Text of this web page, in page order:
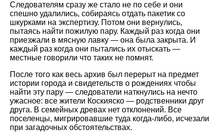
Следователям сразу же стало не по себе и они
спешно удалились, собираясь отдать пакетик со
шкурками на экспертизу. Потом они вернулись,
пытаясь найти пожилую пару. Каждый раз когда они
приезжали в мясную лавку — она была закрыта. И
каждый раз когда они пытались их отыскать —
местные говорили что таких не помнят.
После того как весь архив был перерыт на предмет
истории города и свидетельств о рождениях чтобы
найти эту пару — следователи наткнулись на нечто
ужасное: все жители Коскияско — родственники друг
друга. В семейных древах нет отклонений. Все
поселенцы, мигрировавшие туда когда-либо, исчезали
при загадочных обстоятельствах.